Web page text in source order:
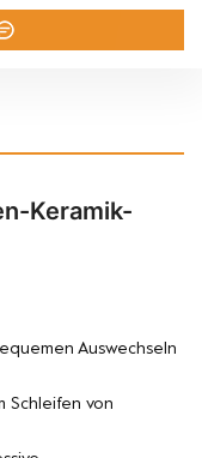
Keramik-
Auswechseln
Schleifen von